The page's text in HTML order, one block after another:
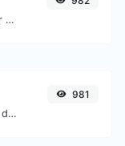
Use a API do Google Tradutor para gerar áudio de texto para fala.
Converta facilmente arquivos de imagem ICO para PNG.
981